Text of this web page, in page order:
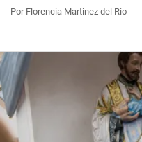
Por Florencia Martinez del Rio